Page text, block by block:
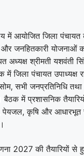
में आयोजित जिला पंचायत
जनहितकारी योजनाओं
श्रीमती यशवंती
में जिला पंचायत उपाध्यक्ष
सभी जनप्रतिनिधि तथा
बैठक में प्रशासनिक
पेयजल, कृषि और आधारभूत
2027 की तैयारियों से